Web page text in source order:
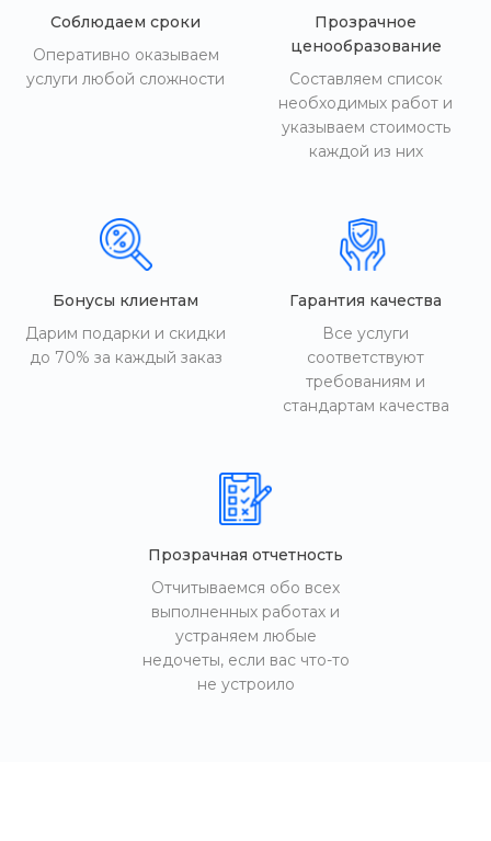
Соблюдаем сроки
Оперативно оказываем
услуги любой сложности
Прозрачное
ценообразование
Составляем список
необходимых работ и
указываем стоимость
каждой из них
Бонусы клиентам
Дарим подарки и скидки
до 70% за каждый заказ
Гарантия качества
Все услуги
соответствуют
требованиям и
стандартам качества
Прозрачная отчетность
Отчитываемся обо всех
выполненных работах и
устраняем любые
недочеты, если вас что-то
не устроило